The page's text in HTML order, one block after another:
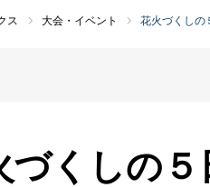
ス 大会・イベント 花火づくし
づくしの